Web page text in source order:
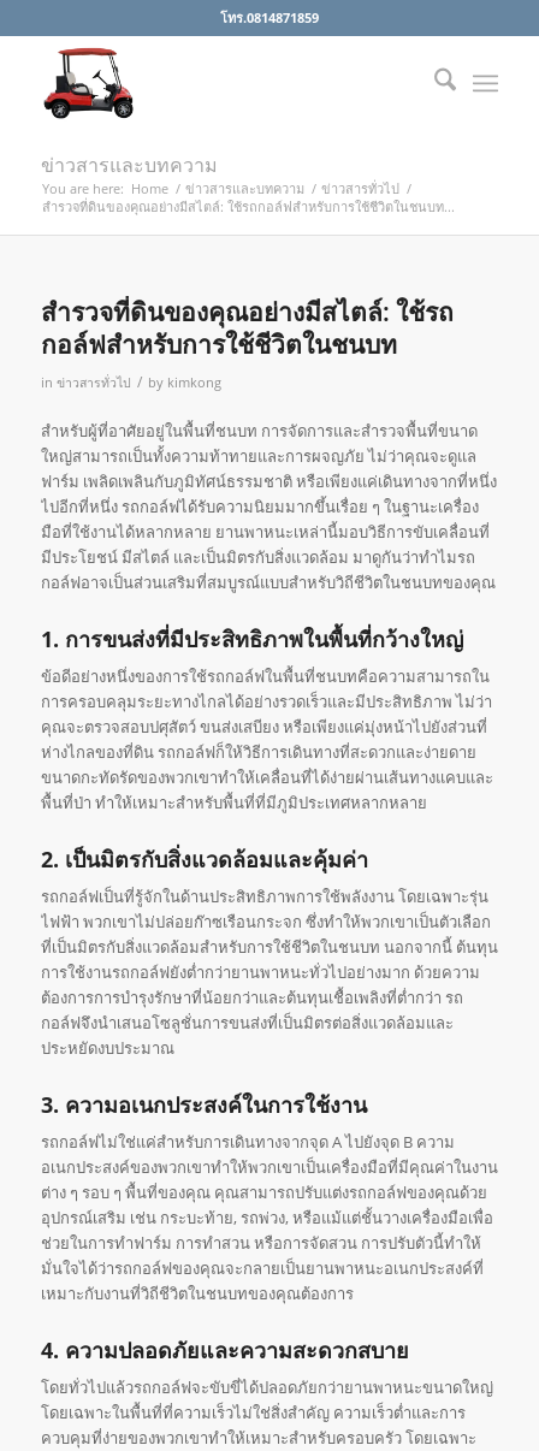
โทร.0814871859
ข่าวสารและบทความ
You are here: Home / ข่าวสารและบทความ / ข่าวสารทั่วไป /
สำรวจที่ดินของคุณอย่างมีสไตล์: ใช้รถกอล์ฟสำหรับการใช้ชีวิตในชนบท...
สำรวจที่ดินของคุณอย่างมีสไตล์: ใช้รถ
กอล์ฟสำหรับการใช้ชีวิตในชนบท
in ข่าวสารทั่วไป / by kimkong
สำหรับผู้ที่อาศัยอยู่ในพื้นที่ชนบท การจัดการและสำรวจพื้นที่ขนาด
ใหญ่สามารถเป็นทั้งความท้าทายและการผจญภัย ไม่ว่าคุณจะดูแล
ฟาร์ม เพลิดเพลินกับภูมิทัศน์ธรรมชาติ หรือเพียงแค่เดินทางจากที่หนึ่ง
ไปอีกที่หนึ่ง รถกอล์ฟได้รับความนิยมมากขึ้นเรื่อย ๆ ในฐานะเครื่อง
มือที่ใช้งานได้หลากหลาย ยานพาหนะเหล่านี้มอบวิธีการขับเคลื่อนที่
มีประโยชน์ มีสไตล์ และเป็นมิตรกับสิ่งแวดล้อม มาดูกันว่าทำไมรถ
กอล์ฟอาจเป็นส่วนเสริมที่สมบูรณ์แบบสำหรับวิถีชีวิตในชนบทของคุณ
1. การขนส่งที่มีประสิทธิภาพในพื้นที่กว้างใหญ่
ข้อดีอย่างหนึ่งของการใช้รถกอล์ฟในพื้นที่ชนบทคือความสามารถใน
การครอบคลุมระยะทางไกลได้อย่างรวดเร็วและมีประสิทธิภาพ ไม่ว่า
คุณจะตรวจสอบปศุสัตว์ ขนส่งเสบียง หรือเพียงแค่มุ่งหน้าไปยังส่วนที่
ห่างไกลของที่ดิน รถกอล์ฟก็ให้วิธีการเดินทางที่สะดวกและง่ายดาย
ขนาดกะทัดรัดของพวกเขาทำให้เคลื่อนที่ได้ง่ายผ่านเส้นทางแคบและ
พื้นที่ป่า ทำให้เหมาะสำหรับพื้นที่ที่มีภูมิประเทศหลากหลาย
2. เป็นมิตรกับสิ่งแวดล้อมและคุ้มค่า
รถกอล์ฟเป็นที่รู้จักในด้านประสิทธิภาพการใช้พลังงาน โดยเฉพาะรุ่น
ไฟฟ้า พวกเขาไม่ปล่อยก๊าซเรือนกระจก ซึ่งทำให้พวกเขาเป็นตัวเลือก
ที่เป็นมิตรกับสิ่งแวดล้อมสำหรับการใช้ชีวิตในชนบท นอกจากนี้ ต้นทุน
การใช้งานรถกอล์ฟยังต่ำกว่ายานพาหนะทั่วไปอย่างมาก ด้วยความ
ต้องการการบำรุงรักษาที่น้อยกว่าและต้นทุนเชื้อเพลิงที่ต่ำกว่า รถ
กอล์ฟจึงนำเสนอโซลูชั่นการขนส่งที่เป็นมิตรต่อสิ่งแวดล้อมและ
ประหยัดงบประมาณ
3. ความอเนกประสงค์ในการใช้งาน
รถกอล์ฟไม่ใช่แค่สำหรับการเดินทางจากจุด A ไปยังจุด B ความ
อเนกประสงค์ของพวกเขาทำให้พวกเขาเป็นเครื่องมือที่มีคุณค่าในงาน
ต่าง ๆ รอบ ๆ พื้นที่ของคุณ คุณสามารถปรับแต่งรถกอล์ฟของคุณด้วย
อุปกรณ์เสริม เช่น กระบะท้าย, รถพ่วง, หรือแม้แต่ชั้นวางเครื่องมือเพื่อ
ช่วยในการทำฟาร์ม การทำสวน หรือการจัดสวน การปรับตัวนี้ทำให้
มั่นใจได้ว่ารถกอล์ฟของคุณจะกลายเป็นยานพาหนะอเนกประสงค์ที่
เหมาะกับงานที่วิถีชีวิตในชนบทของคุณต้องการ
4. ความปลอดภัยและความสะดวกสบาย
โดยทั่วไปแล้วรถกอล์ฟจะขับขี่ได้ปลอดภัยกว่ายานพาหนะขนาดใหญ่
โดยเฉพาะในพื้นที่ที่ความเร็วไม่ใช่สิ่งสำคัญ ความเร็วต่ำและการ
ควบคุมที่ง่ายของพวกเขาทำให้เหมาะสำหรับครอบครัว โดยเฉพาะ